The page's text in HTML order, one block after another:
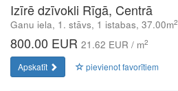
Izīrē dzīvokli Rīgā, Centrā
Ganu iela, 1. stāvs, 1 istabas, 37.00m2
800.00 EUR 21.62 EUR / m2
Apskatīt pievienot favorītiem